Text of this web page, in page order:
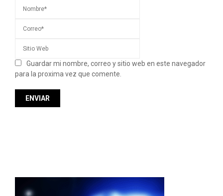
Guardar mi nombre, correo y sitio web en este navegador
para la proxima vez que comente.